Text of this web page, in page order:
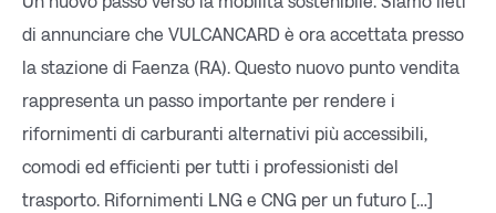
di annunciare che VULCANCARD è ora accettata presso
la stazione di Faenza (RA). Questo nuovo punto vendita
rappresenta un passo importante per rendere i
rifornimenti di carburanti alternativi più accessibili,
comodi ed efficienti per tutti i professionisti del
trasporto. Rifornimenti LNG e CNG per un futuro […]